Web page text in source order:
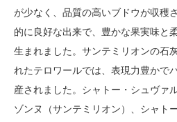
が少なく、品質の高いブドウが収穫
的に良好な出来で、豊かな果実味と
生まれました。サンテミリオンの石
れたテロワールでは、表現力豊かで
産されました。シャトー・シュヴァ
ゾンヌ（サンテミリオン）、シャト